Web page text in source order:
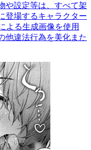
や設定等は、すべて架
登場するキャラクター
よる生成画像を使用
他違法行為を美化また